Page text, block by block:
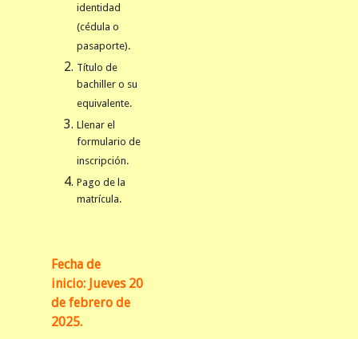
identidad
(cédula o
pasaporte).
Título de
bachiller o su
equivalente.
Llenar el
formulario de
inscripción.
Pago de la
matrícula.
Fecha de
inicio: Jueves 20
de febrero de
2025.